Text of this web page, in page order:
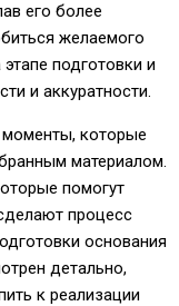
его более
желаемого
подготовки и
и аккуратности.
которые
материалом.
помогут
процесс
основания
детально,
к реализации